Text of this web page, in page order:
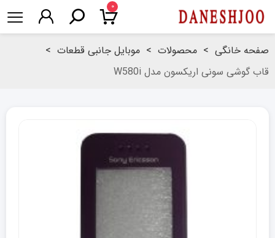
۰
صفحه خانگی > محصولات > موبایل جانبی قطعات >
قاب گوشی سونی اریکسون مدل W580i